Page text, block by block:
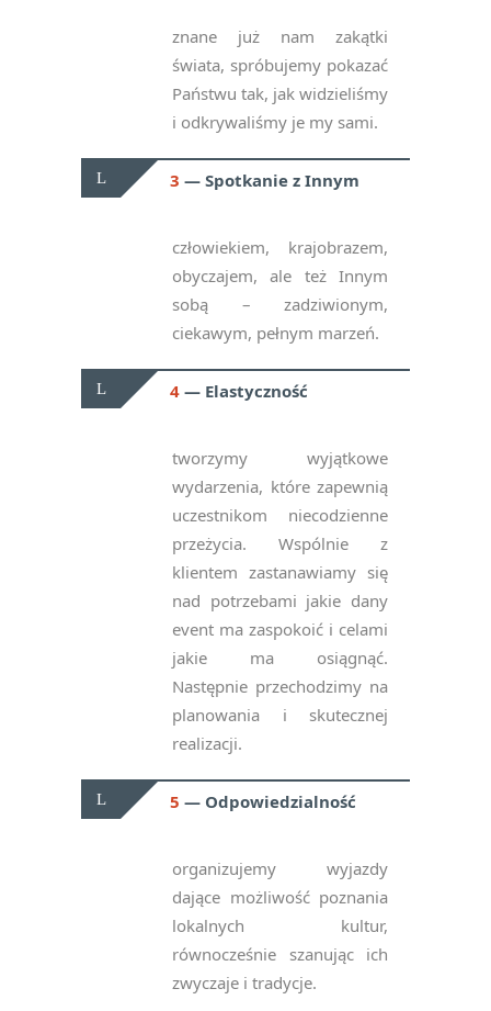
znane już nam zakątki
świata, spróbujemy pokazać
Państwu tak, jak widzieliśmy
i odkrywaliśmy je my sami.
3 Spotkanie z Innym
człowiekiem, krajobrazem,
obyczajem, ale też Innym
sobą – zadziwionym,
ciekawym, pełnym marzeń.
4 Elastyczność
tworzymy wyjątkowe
wydarzenia, które zapewnią
uczestnikom niecodzienne
przeżycia. Wspólnie z
klientem zastanawiamy się
nad potrzebami jakie dany
event ma zaspokoić i celami
jakie ma osiągnąć.
Następnie przechodzimy na
planowania i skutecznej
realizacji.
5 Odpowiedzialność
organizujemy wyjazdy
dające możliwość poznania
lokalnych kultur,
równocześnie szanując ich
zwyczaje i tradycje.